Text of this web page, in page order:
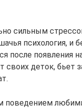
сильным
психология, и
после появления
своих деток, бьет
поведением